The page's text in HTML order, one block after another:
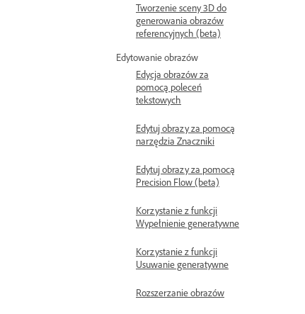
Tworzenie sceny 3D do
generowania obrazów
referencyjnych (beta)
Edytowanie obrazów
Edycja obrazów za
pomocą poleceń
tekstowych
Edytuj obrazy za pomocą
narzędzia Znaczniki
Edytuj obrazy za pomocą
Precision Flow (beta)
Korzystanie z funkcji
Wypełnienie generatywne
Korzystanie z funkcji
Usuwanie generatywne
Rozszerzanie obrazów